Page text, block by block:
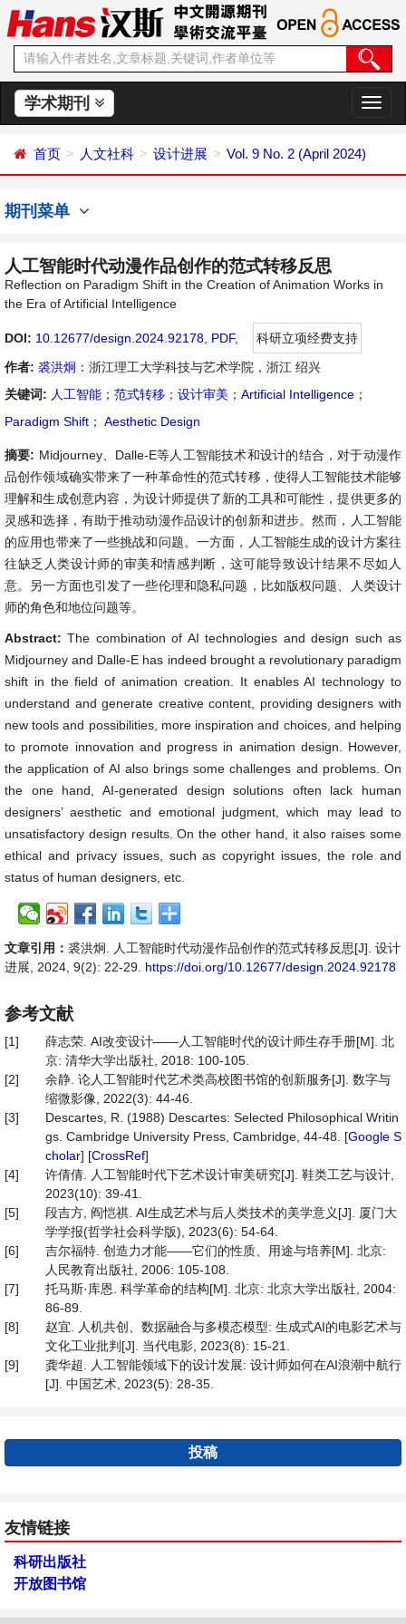
学术期刊
切
换
首页 人文社科 设计进展 Vol. 9 No. 2 (April 2024)
期刊菜单
人工智能时代动漫作品创作的范式转移反思
Reflection on Paradigm Shift in the Creation of Animation Works in
the Era of Artificial Intelligence
DOI: 10.12677/design.2024.92178 PDF,
科研立项经费支持
作者: 裘洪炯 ：浙江理工大学科技与艺术学院，浙江 绍兴
关键词: 人工智能 ； 范式转移 ； 设计审美 ； Artificial Intelligence ；
Paradigm Shift ； Aesthetic Design
摘要: Midjourney、Dalle-E等人工智能技术和设计的结合，对于动漫作
品创作领域确实带来了一种革命性的范式转移，使得人工智能技术能够
理解和生成创意内容，为设计师提供了新的工具和可能性，提供更多的
灵感和选择，有助于推动动漫作品设计的创新和进步。然而，人工智能
的应用也带来了一些挑战和问题。一方面，人工智能生成的设计方案往
往缺乏人类设计师的审美和情感判断，这可能导致设计结果不尽如人
意。另一方面也引发了一些伦理和隐私问题，比如版权问题、人类设计
师的角色和地位问题等。
Abstract:The combination of AI technologies and design such as
Midjourney and Dalle-E has indeed brought a revolutionary paradigm
shift in the field of animation creation. It enables AI technology to
understand and generate creative content, providing designers with
new tools and possibilities, more inspiration and choices, and helping
to promote innovation and progress in animation design. However,
the application of AI also brings some challenges and problems. On
the one hand, AI-generated design solutions often lack human
designers’ aesthetic and emotional judgment, which may lead to
unsatisfactory design results. On the other hand, it also raises some
ethical and privacy issues, such as copyright issues, the role and
status of human designers, etc.
文章引用： 裘洪炯. 人工智能时代动漫作品创作的范式转移反思[J]. 设计
进展, 2024, 9(2): 22-29. https://doi.org/10.12677/design.2024.92178
参考文献
[1]
薛志荣. AI改变设计——人工智能时代的设计师生存手册[M]. 北
京: 清华大学出版社, 2018: 100-105.
[2]
余静. 论人工智能时代艺术类高校图书馆的创新服务[J]. 数字与
缩微影像, 2022(3): 44-46.
[3]
Descartes, R. (1988) Descartes: Selected Philosophical Writin
gs. Cambridge University Press, Cambridge, 44-48. [Google S
cholar] [CrossRef]
[4]
许倩倩. 人工智能时代下艺术设计审美研究[J]. 鞋类工艺与设计,
2023(10): 39-41.
[5]
段吉方, 阎恺祺. AI生成艺术与后人类技术的美学意义[J]. 厦门大
学学报(哲学社会科学版), 2023(6): 54-64.
[6]
吉尔福特. 创造力才能——它们的性质、用途与培养[M]. 北京:
人民教育出版社, 2006: 105-108.
[7]
托马斯·库恩. 科学革命的结构[M]. 北京: 北京大学出版社, 2004:
86-89.
[8]
赵宜. 人机共创、数据融合与多模态模型: 生成式AI的电影艺术与
文化工业批判[J]. 当代电影, 2023(8): 15-21.
[9]
龚华超. 人工智能领域下的设计发展: 设计师如何在AI浪潮中航行
[J]. 中国艺术, 2023(5): 28-35.
投稿
友情链接
科研出版社
开放图书馆